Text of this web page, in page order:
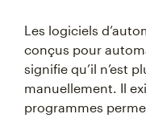
Les logiciels
conçus pour
signifie qu’il n’est
manuellement. Il
programmes